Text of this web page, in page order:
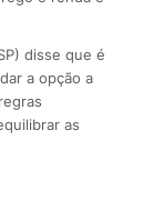
disse que é
a opção a
as